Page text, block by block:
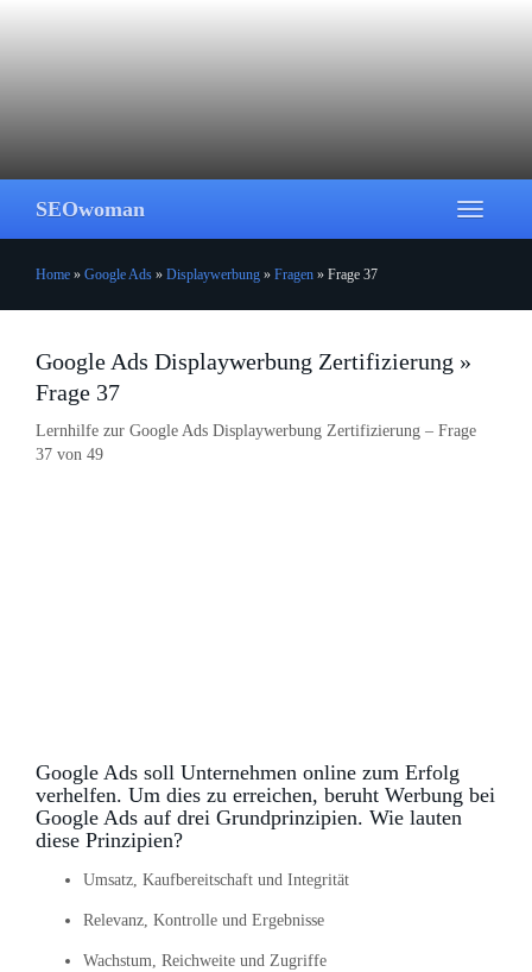
Toggle
SEOwoman
Home » Google Ads » Displaywerbung » Fragen » Frage 37
Google Ads Displaywerbung Zertifizierung »
Frage 37
Lernhilfe zur Google Ads Displaywerbung Zertifizierung – Frage
37 von 49
Google Ads soll Unternehmen online zum Erfolg
verhelfen. Um dies zu erreichen, beruht Werbung bei
Google Ads auf drei Grundprinzipien. Wie lauten
diese Prinzipien?
Umsatz, Kaufbereitschaft und Integrität
Relevanz, Kontrolle und Ergebnisse
Wachstum, Reichweite und Zugriffe